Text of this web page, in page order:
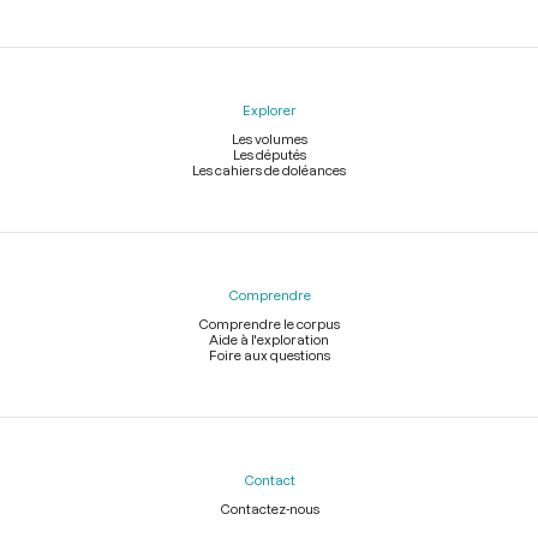
Explorer
Les volumes
Les députés
Les cahiers de doléances
Comprendre
Comprendre le corpus
Aide à l'exploration
Foire aux questions
Contact
Contactez-nous